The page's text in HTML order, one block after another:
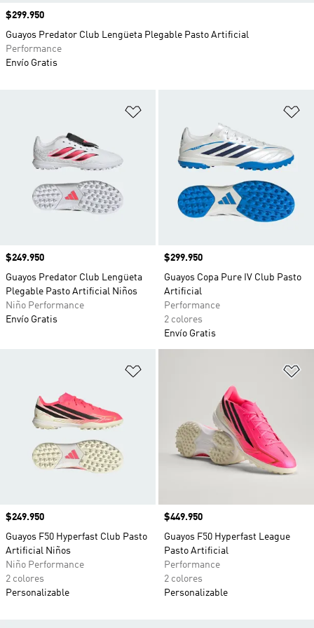
Precio
$249.950
Guayos Predator Club Lengüeta
Plegable Pasto Artificial Niños
Niño Performance
Envío Gratis
Precio
$299.950
Guayos Copa Pure IV Club Pasto
Artificial
Performance
2 colores
Envío Gratis
Precio
$249.950
Guayos F50 Hyperfast Club Pasto
Artificial Niños
Niño Performance
2 colores
Personalizable
Precio
$449.950
Guayos F50 Hyperfast League
Pasto Artificial
Performance
2 colores
Personalizable
Precio
$299.950
Guayos Predator Club Lengüeta Plegable Pasto Artificial
Performance
Envío Gratis